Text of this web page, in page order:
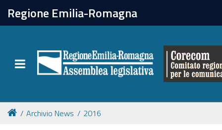
Regione Emilia-Romagna
Toggle navigation
chiudi
Le attività
Archivio News 2016